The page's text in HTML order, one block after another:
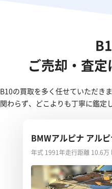
ご売却・査
B10の買取を多く任せていただき
関わらず、どこよりも丁寧に鑑定
BMWアルピナ アル
年式 1991年走行距離 10.6万